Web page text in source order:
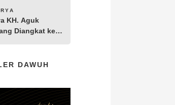
karya KH.
KH. Aguk
Diangkat ke
DAWUH